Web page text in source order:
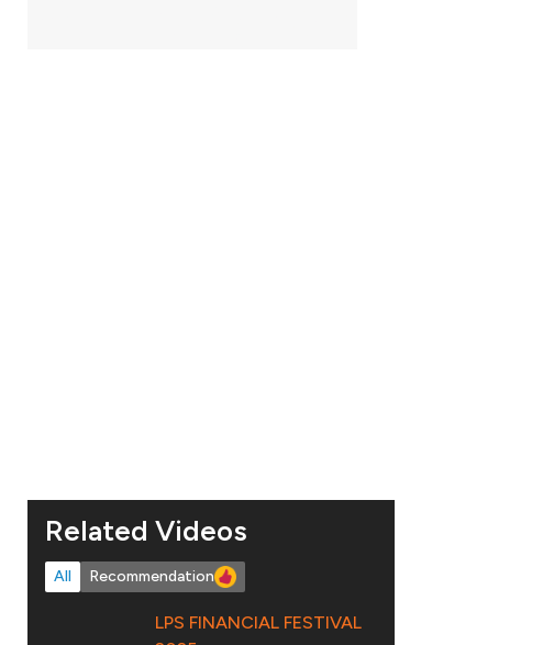
Related Videos
All Recommendation
LPS FINANCIAL FESTIVAL